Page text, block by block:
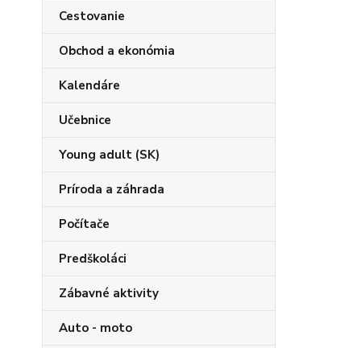
Cestovanie
Obchod a ekonómia
Kalendáre
Učebnice
Young adult (SK)
Príroda a záhrada
Počítače
Predškoláci
Zábavné aktivity
Auto - moto